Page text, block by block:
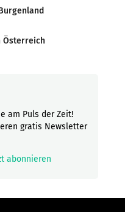
Österreich
am Puls der Zeit!
gratis Newsletter
abonnieren